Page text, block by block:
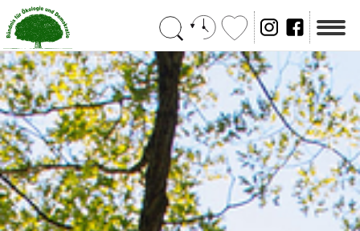
Suchen